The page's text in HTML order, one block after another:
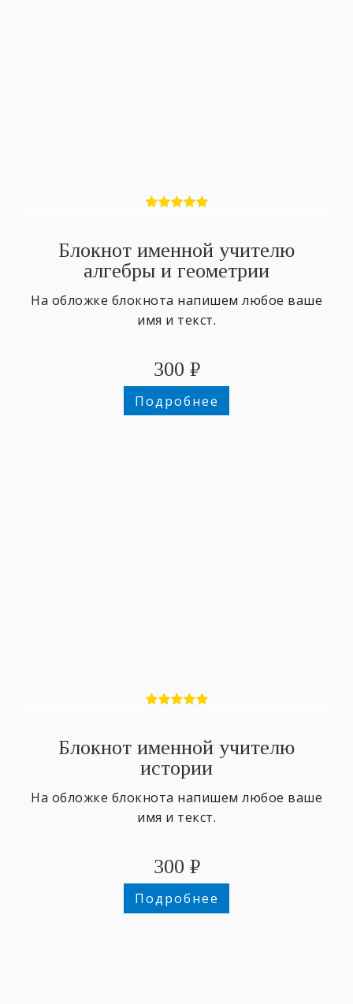
Блокнот именной учителю
алгебры и геометрии
На обложке блокнота напишем любое ваше
имя и текст.
300 ₽
Подробнее
Блокнот именной учителю
истории
На обложке блокнота напишем любое ваше
имя и текст.
300 ₽
Подробнее